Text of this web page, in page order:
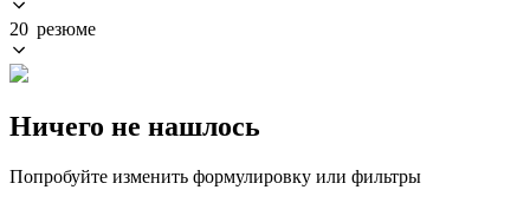
20 резюме
Ничего не нашлось
Попробуйте изменить формулировку или фильтры